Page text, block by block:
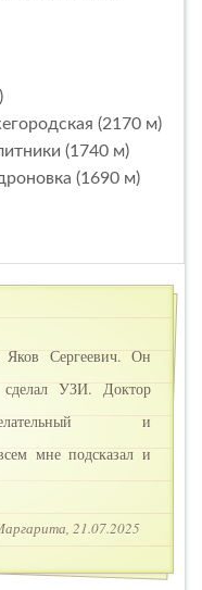
(2170 м)
(1740 м)
(1690 м)
Сергеевич. Он
УЗИ. Доктор
и
мне подсказал и
21.07.2025